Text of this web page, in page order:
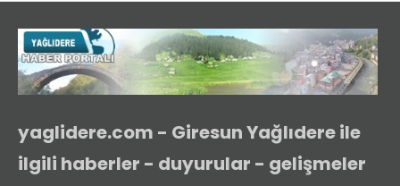
yaglidere.com - Giresun Yağlıdere ile
ilgili haberler - duyurular - gelişmeler